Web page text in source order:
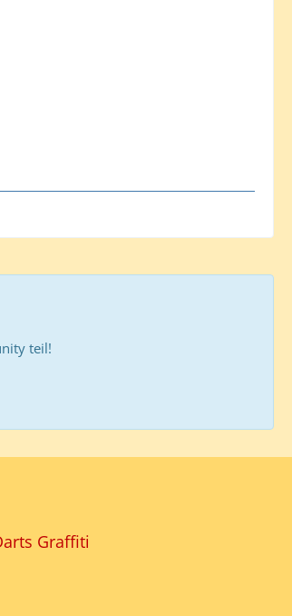
teil!
Graffiti